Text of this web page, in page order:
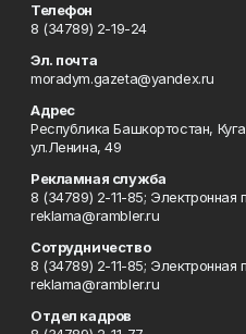
Телефон
8 (34789) 2-19-24
Эл. почта
moradym.gazeta@yandex.ru
Адрес
Республика Башкортостан,
ул.Ленина, 49
Рекламная служба
8 (34789) 2-11-85; Электронная
reklama@rambler.ru
Сотрудничество
8 (34789) 2-11-85; Электронная
reklama@rambler.ru
Отдел кадров